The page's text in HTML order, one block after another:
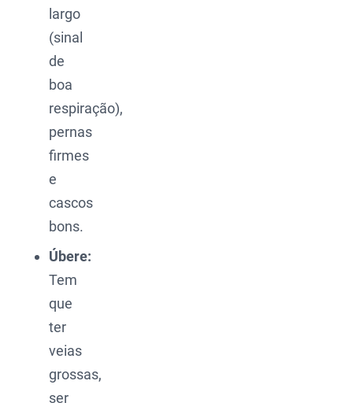
largo
(sinal
de
boa
respiração),
pernas
firmes
e
cascos
bons.
Úbere:
Tem
que
ter
veias
grossas,
ser